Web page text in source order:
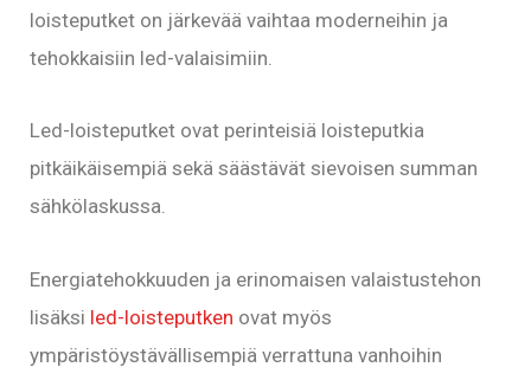
loisteputket on järkevää vaihtaa moderneihin ja
tehokkaisiin led-valaisimiin.
Led-loisteputket ovat perinteisiä loisteputkia
pitkäikäisempiä sekä säästävät sievoisen summan
sähkölaskussa.
Energiatehokkuuden ja erinomaisen valaistustehon
lisäksi led-loisteputken ovat myös
ympäristöystävällisempiä verrattuna vanhoihin